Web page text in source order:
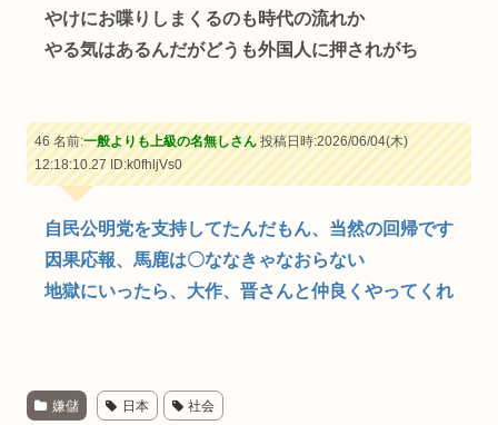
やけにお喋りしまくるのも時代の流れか
やる気はあるんだがどうも外国人に押されがち
46 名前:一般よりも上級の名無しさん投稿日時:2026/06/04(木)
12:18:10.27ID:k0fhljVs0
自民公明党を支持してたんだもん、当然の回帰です
因果応報、馬鹿は〇ななきゃなおらない
地獄にいったら、大作、晋さんと仲良くやってくれ
嫌儲 日本 社会